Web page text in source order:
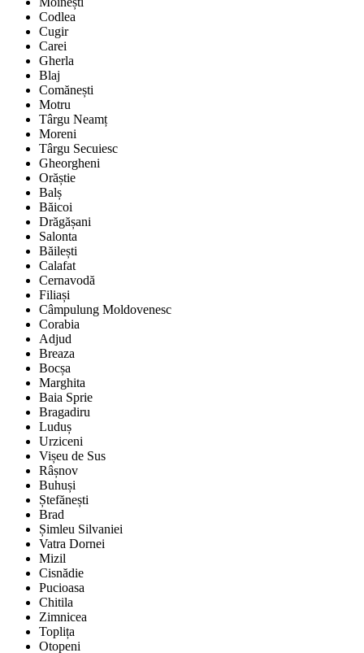
Codlea
Cugir
Carei
Gherla
Blaj
Comănești
Motru
Târgu Neamț
Moreni
Târgu Secuiesc
Gheorgheni
Orăștie
Balș
Băicoi
Drăgășani
Salonta
Băilești
Calafat
Cernavodă
Filiași
Câmpulung Moldovenesc
Corabia
Adjud
Breaza
Bocșa
Marghita
Baia Sprie
Bragadiru
Luduș
Urziceni
Vișeu de Sus
Râșnov
Buhuși
Ștefănești
Brad
Șimleu Silvaniei
Vatra Dornei
Mizil
Cisnădie
Pucioasa
Chitila
Zimnicea
Toplița
Otopeni